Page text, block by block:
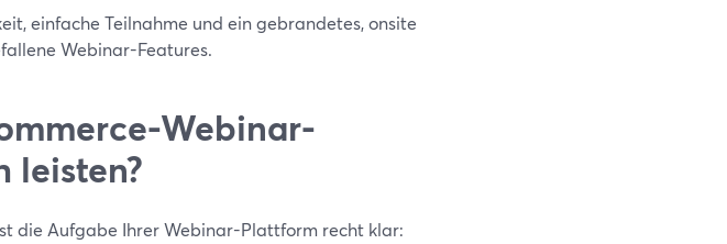
einfache Teilnahme und ein gebrandetes, onsite
Webinar-Features.
Webinar-
leisten?
die Aufgabe Ihrer Webinar-Plattform recht klar: